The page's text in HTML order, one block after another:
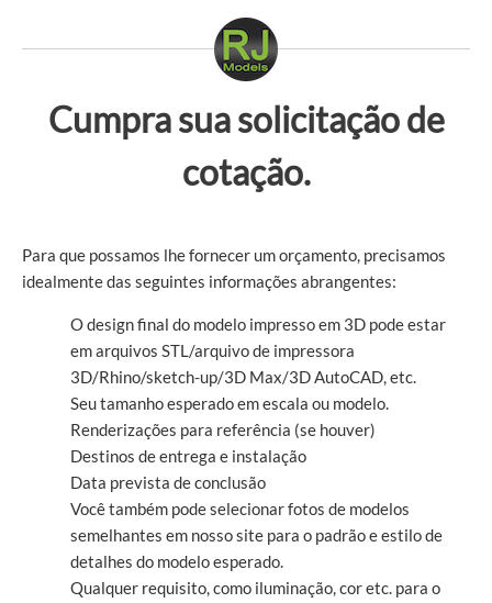
Cumpra sua solicitação de
cotação.
Para que possamos lhe fornecer um orçamento, precisamos
idealmente das seguintes informações abrangentes:
O design final do modelo impresso em 3D pode estar
em arquivos STL/arquivo de impressora
3D/Rhino/sketch-up/3D Max/3D AutoCAD, etc.
Seu tamanho esperado em escala ou modelo.
Renderizações para referência (se houver)
Destinos de entrega e instalação
Data prevista de conclusão
Você também pode selecionar fotos de modelos
semelhantes em nosso site para o padrão e estilo de
detalhes do modelo esperado.
Qualquer requisito, como iluminação, cor etc. para o